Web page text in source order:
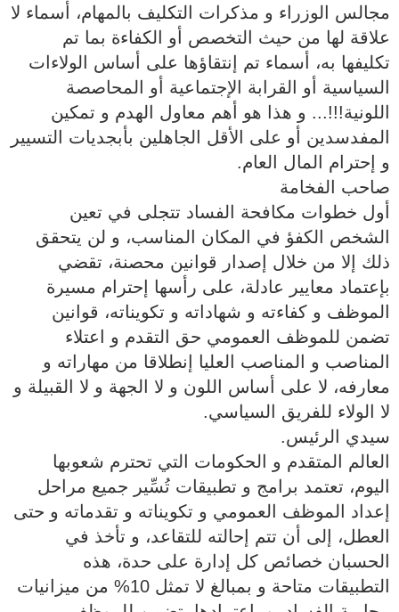
مجالس الوزراء و مذكرات التكليف بالمهام، أسماء لا
علاقة لها من حيث التخصص أو الكفاءة بما تم
تكليفها به، أسماء تم إنتقاؤها على أساس الولاءات
السياسية أو القرابة الإجتماعية أو المحاصصة
اللونية!!!... و هذا هو أهم معاول الهدم و تمكين
المفدسدين أو على الأقل الجاهلين بأبجديات التسيير
و إحترام المال العام.
صاحب الفخامة
أول خطوات مكافحة الفساد تتجلى في تعين
الشخص الكفؤ في المكان المناسب، و لن يتحقق
ذلك إلا من خلال إصدار قوانين محصنة، تقضي
بإعتماد معايير عادلة، على رأسها إحترام مسيرة
الموظف و كفاءته و شهاداته و تكويناته، قوانين
تضمن للموظف العمومي حق التقدم و اعتلاء
المناصب و المناصب العليا إنطلاقا من مهاراته و
معارفه، لا على أساس اللون و لا الجهة و لا القبيلة و
لا الولاء للفريق السياسي.
سيدي الرئيس.
العالم المتقدم و الحكومات التي تحترم شعوبها
اليوم، تعتمد برامج و تطبيقات تُسِّير جميع مراحل
إعداد الموظف العمومي و تكويناته و تقدماته و حتى
العطل، إلى أن تتم إحالته للتقاعد، و تأخذ في
الحسبان خصائص كل إدارة على حدة، هذه
التطبيقات متاحة و بمبالغ لا تمثل 10% من ميزانيات